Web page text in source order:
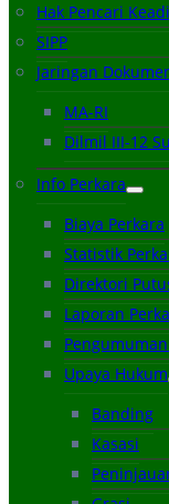
Hak Pencari
SIPP
Jaringan
MA-RI
Dilmil III-12
Info Perkara
Biaya Perkara
Statistik
Direktori
Laporan
Upaya Hukum
Banding
Kasasi